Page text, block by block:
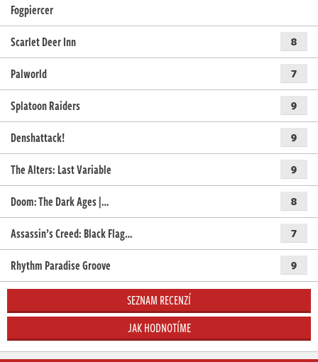
Fogpiercer
Scarlet Deer Inn
8
Palworld 7
Splatoon Raiders 9
Denshattack! 9
The Alters: Last Variable 9
Doom: The Dark Ages |… 8
Assassin’s Creed: Black Flag… 7
Rhythm Paradise Groove 9
SEZNAM RECENZÍ
JAK HODNOTÍME